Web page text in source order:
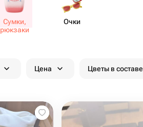
Сумки,
рюкзаки
Очки
Цена Цветы в составе